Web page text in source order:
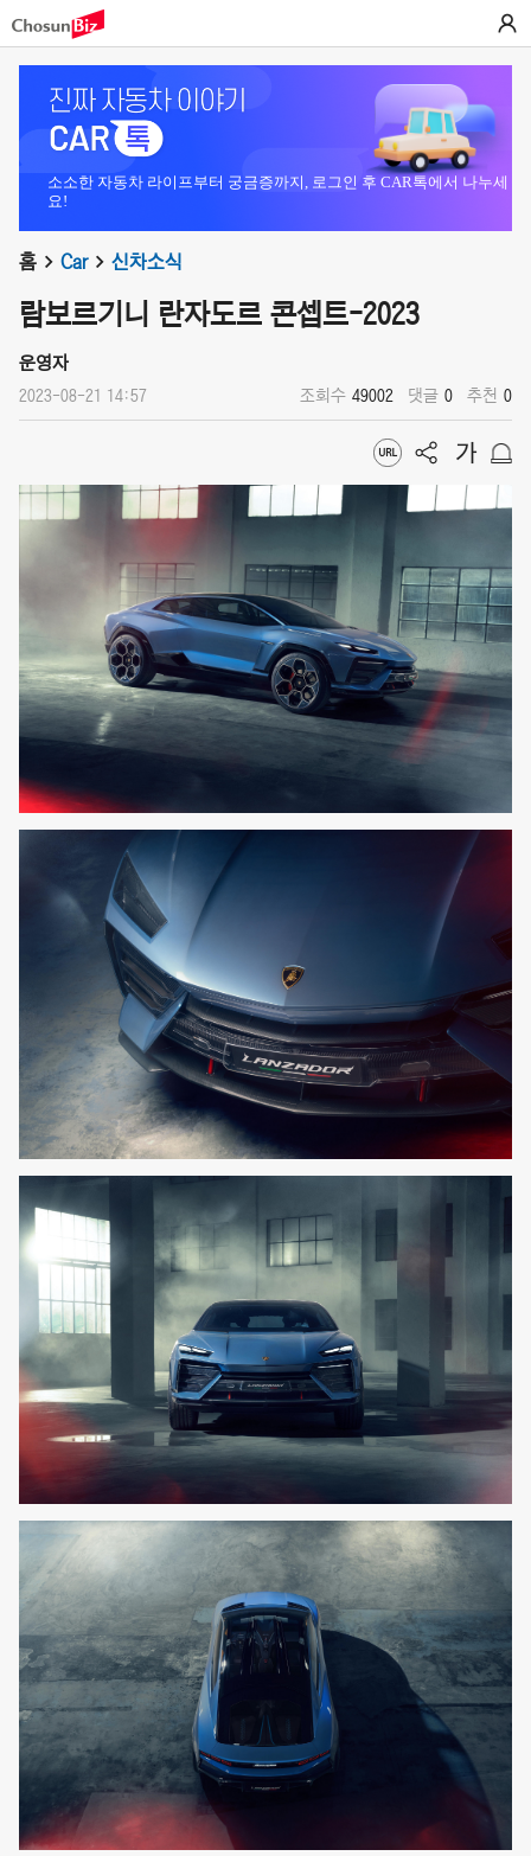
소소한 자동차 라이프부터 궁금증까지, 로그인 후 CAR톡에서 나누세
요!
홈 Car 신차소식
람보르기니 란자도르 콘셉트-2023
운영자
2023-08-21 14:57 조회수 49002 댓글 0 추천 0